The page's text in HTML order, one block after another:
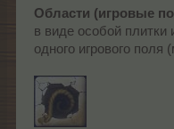
Области (игровые
в виде особой плитки
одного игрового поля